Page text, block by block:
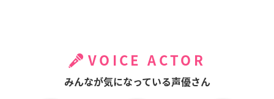
VOICE ACTOR
みんなが気になっている声優さん